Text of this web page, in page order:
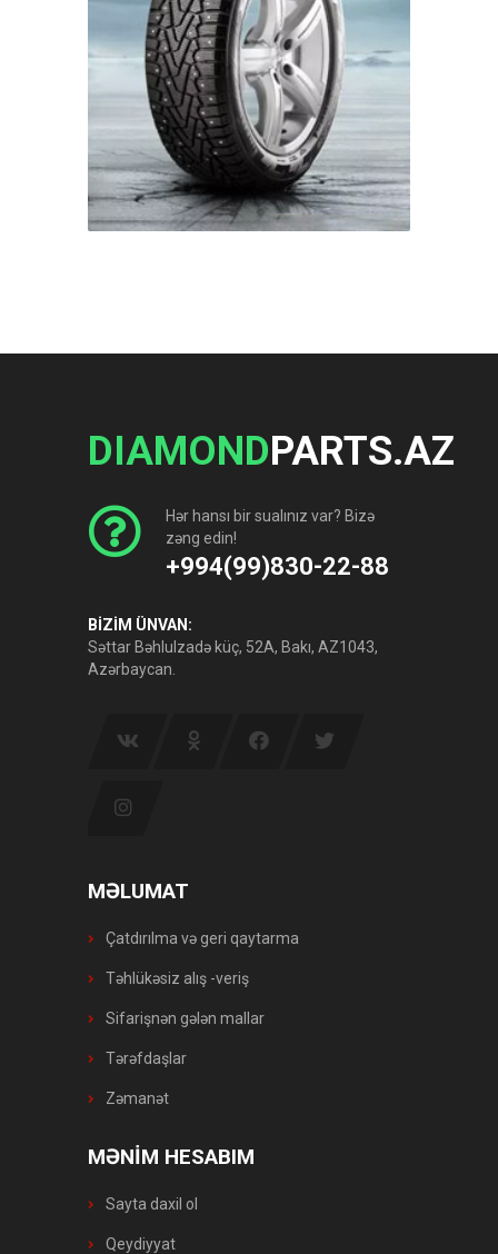
DIAMONDPARTS.AZ
Hər hansı bir sualınız var? Bizə
zəng edin!
+994(99)830-22-88
BİZİM ÜNVAN:
Səttar Bəhlulzadə küç, 52A, Bakı, AZ1043,
Azərbaycan.
MƏLUMAT
Çatdırılma və geri qaytarma
Təhlükəsiz alış -veriş
Sifarişnən gələn mallar
Tərəfdaşlar
Zəmanət
MƏNİM HESABIM
Sayta daxil ol
Qeydiyyat